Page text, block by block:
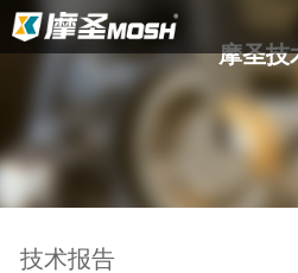
摩圣技
技术报告